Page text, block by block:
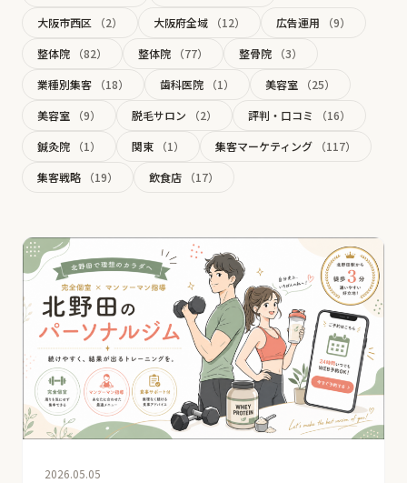
大阪市西区
（2） 大阪府全域 （12） 広告運用
（9）
整体院
（82） 整体院 （77） 整骨院
（3）
業種別集客
（18） 歯科医院 （1） 美容室
（25）
美容室
（9） 脱毛サロン （2） 評判・口コミ
（16）
鍼灸院
（1） 関東 （1） 集客マーケティング
（117）
集客戦略
（19） 飲食店 （17）
2026.05.05